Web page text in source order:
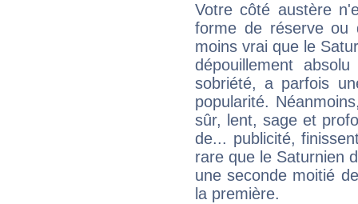
Votre côté austère
forme de réserve
moins vrai que le
dépouillement
sobriété, a parfois
popularité.
sûr, lent, sage et
de... publicité,
rare que le Saturnien
une seconde moitié
la première.